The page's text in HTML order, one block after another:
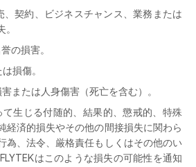
、契約、ビジネスチャンス、業務または
の損害。
損傷。
または人身傷害（死亡を含む）。
て生じる付随的、結果的、懲戒的、特殊
経済的損失やその他の間接損失に関わら
為、法令、厳格責任もしくはその他のい
はこのような損失の可能性を通知